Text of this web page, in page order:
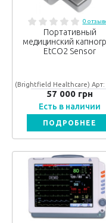
0
Портативный
медицинский
EtCO2 Sensor
(Brightfield Healthcare) Арт:
57 000 грн
Есть в наличии
ПОДРОБНЕЕ